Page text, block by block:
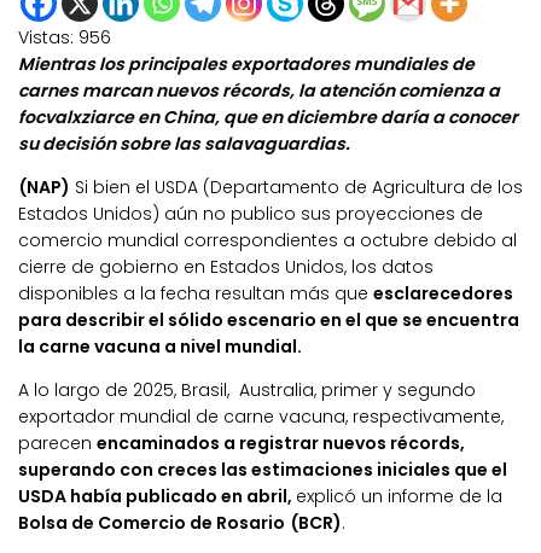
Vistas: 956
Mientras los principales exportadores mundiales de
carnes marcan nuevos récords, la atención comienza a
focvalxziarce en China, que en diciembre daría a conocer
su decisión sobre las salavaguardias.
(NAP) Si bien el USDA (Departamento de Agricultura de los
Estados Unidos) aún no publico sus proyecciones de
comercio mundial correspondientes a octubre debido al
cierre de gobierno en Estados Unidos, los datos
disponibles a la fecha resultan más que esclarecedores
para describir el sólido escenario en el que se encuentra
la carne vacuna a nivel mundial.
A lo largo de 2025, Brasil, Australia, primer y segundo
exportador mundial de carne vacuna, respectivamente,
parecen encaminados a registrar nuevos récords,
superando con creces las estimaciones iniciales que el
USDA había publicado en abril, explicó un informe de la
Bolsa de Comercio de Rosario (BCR).